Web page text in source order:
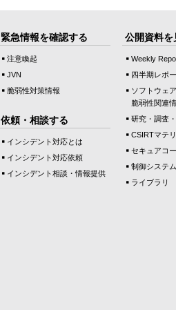
緊急情報を確認する
注意喚起
JVN
脆弱性対策情報
依頼・相談する
インシデント対応とは
インシデント対応依頼
インシデント相談・情報提供
公開資料を
Weekly
四半期レポ
ソフトウェ
脆弱性関連
研究・調査
CSIRTマテ
セキュアコ
制御システ
ライブラリ